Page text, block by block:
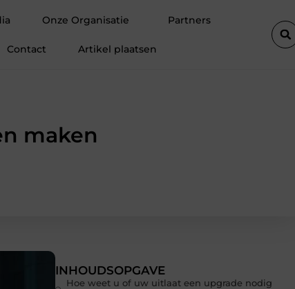
voor elke tafel
Onze Organisatie Partners
Contact Artikel plaatsen
maken
INHOUDSOPGAVE
Hoe weet u of uw uitlaat een upgrade nodig